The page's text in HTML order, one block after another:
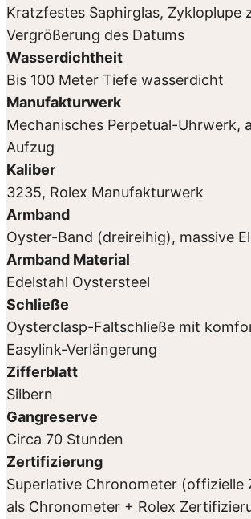
Kratzfestes Saphirglas, Zykloplupe
Vergrößerung des Datums
Wasserdichtheit
Bis 100 Meter Tiefe wasserdicht
Manufakturwerk
Mechanisches Perpetual-Uhrwerk,
Aufzug
Kaliber
3235, Rolex Manufakturwerk
Armband
Oyster-Band (dreireihig), massive
Armband Material
Edelstahl Oystersteel
Schließe
Oysterclasp-Faltschließe mit
Easylink-Verlängerung
Zifferblatt
Silbern
Gangreserve
Circa 70 Stunden
Zertifizierung
Superlative Chronometer (offizielle
als Chronometer + Rolex